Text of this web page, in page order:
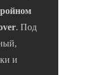
. Под
и